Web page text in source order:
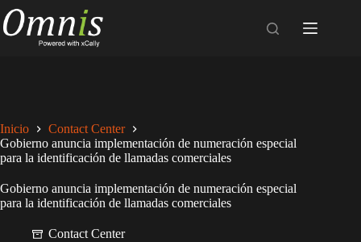
Inicio
Contact Center
Gobierno anuncia implementación de numeración especial
para la identificación de llamadas comerciales
Gobierno anuncia implementación de numeración especial
para la identificación de llamadas comerciales
Contact Center